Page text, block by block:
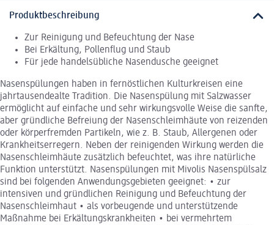
Produktbeschreibung
Zur Reinigung und Befeuchtung der Nase
Bei Erkältung, Pollenflug und Staub
Für jede handelsübliche Nasendusche geeignet
Nasenspülungen haben in fernöstlichen Kulturkreisen eine
jahrtausendealte Tradition. Die Nasenspülung mit Salzwasser
ermöglicht auf einfache und sehr wirkungsvolle Weise die sanfte,
aber gründliche Befreiung der Nasenschleimhäute von reizenden
oder körperfremden Partikeln, wie z. B. Staub, Allergenen oder
Krankheitserregern. Neben der reinigenden Wirkung werden die
Nasenschleimhäute zusätzlich befeuchtet, was ihre natürliche
Funktion unterstützt. Nasenspülungen mit Mivolis Nasenspülsalz
sind bei folgenden Anwendungsgebieten geeignet: • zur
intensiven und gründlichen Reinigung und Befeuchtung der
Nasenschleimhaut • als vorbeugende und unterstützende
Maßnahme bei Erkältungskrankheiten • bei vermehrtem